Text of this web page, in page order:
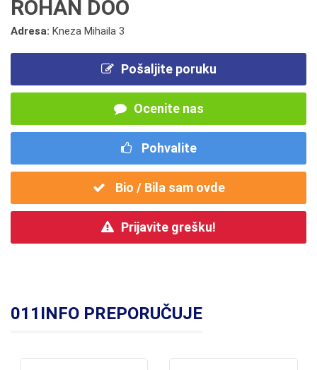
ROHAN DOO
Adresa: Kneza Mihaila 3
Pošaljite poruku
Ocenite nas
Pohvalite
Bio / Bila sam ovde
Prijavite grešku!
011INFO PREPORUČUJE